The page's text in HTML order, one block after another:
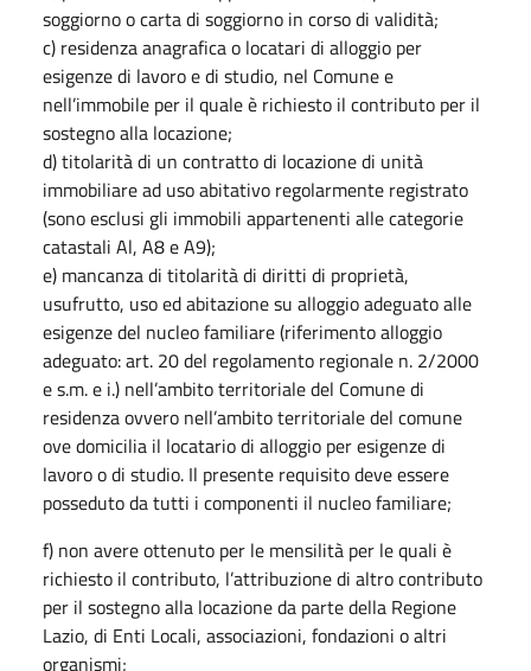
soggiorno o carta di soggiorno in corso di validità;
c) residenza anagrafica o locatari di alloggio per
esigenze di lavoro e di studio, nel Comune e
nell’immobile per il quale è richiesto il contributo per il
sostegno alla locazione;
d) titolarità di un contratto di locazione di unità
immobiliare ad uso abitativo regolarmente registrato
(sono esclusi gli immobili appartenenti alle categorie
catastali Al, A8 e A9);
e) mancanza di titolarità di diritti di proprietà,
usufrutto, uso ed abitazione su alloggio adeguato alle
esigenze del nucleo familiare (riferimento alloggio
adeguato: art. 20 del regolamento regionale n. 2/2000
e s.m. e i.) nell’ambito territoriale del Comune di
residenza ovvero nell’ambito territoriale del comune
ove domicilia il locatario di alloggio per esigenze di
lavoro o di studio. Il presente requisito deve essere
posseduto da tutti i componenti il nucleo familiare;
f) non avere ottenuto per le mensilità per le quali è
richiesto il contributo, l’attribuzione di altro contributo
per il sostegno alla locazione da parte della Regione
Lazio, di Enti Locali, associazioni, fondazioni o altri
organismi;